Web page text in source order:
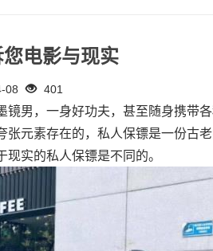
电影与现实
08 401
男，一身好功夫，甚至随身携带
元素存在的，私人保镖是一份古
实的私人保镖是不同的。